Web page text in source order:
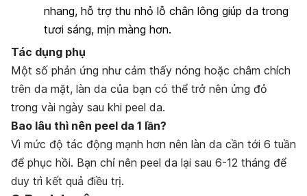
nhang, hỗ trợ thu nhỏ lỗ chân lông giúp da trong
tươi sáng, mịn màng hơn.
Tác dụng phụ
Một số phản ứng như cảm thấy nóng hoặc châm chích
trên da mặt, làn da của bạn có thể trở nên ửng đỏ
trong vài ngày sau khi peel da.
Bao lâu thì nên peel da 1 lần?
Vì mức độ tác động mạnh hơn nên làn da cần tới 6 tuần
để phục hồi. Bạn chỉ nên peel da lại sau 6-12 tháng để
duy trì kết quả điều trị.